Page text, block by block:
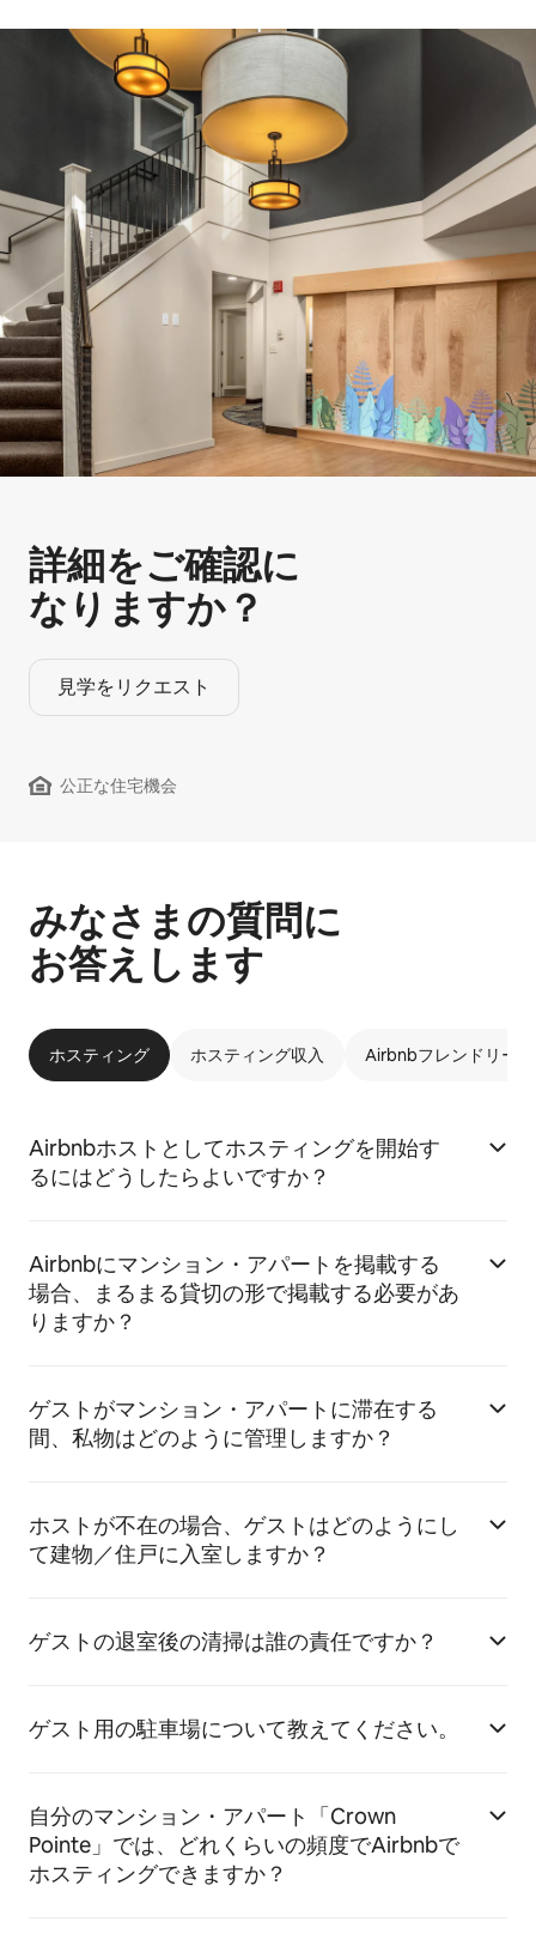
詳細をご確認に
なりますか？
見学をリクエスト
公正な住宅機会
みなさまの質問に
お答えします
ホスティング ホスティング収入 Airbnbフレンドリー
Airbnbホストとしてホスティングを開始す
るにはどうしたらよいですか？
Airbnbにマンション・アパートを掲載する
場合、まるまる貸切の形で掲載する必要があ
りますか？
ゲストがマンション・アパートに滞在する
間、私物はどのように管理しますか？
ホストが不在の場合、ゲストはどのようにし
て建物／住戸に入室しますか？
ゲストの退室後の清掃は誰の責任ですか？
ゲスト用の駐車場について教えてください。
自分のマンション・アパート「Crown
Pointe」では、どれくらいの頻度でAirbnbで
ホスティングできますか？